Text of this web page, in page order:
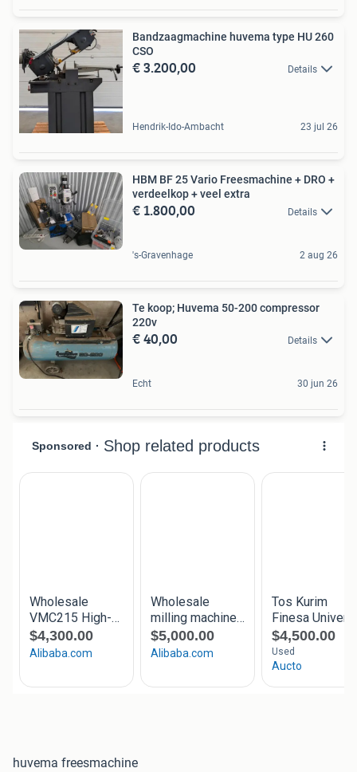
Bandzaagmachine huvema type HU 260
CSO
€ 3.200,00 Details
Hendrik-Ido-Ambacht 23 jul 26
HBM BF 25 Vario Freesmachine + DRO +
verdeelkop + veel extra
€ 1.800,00 Details
's-Gravenhage 2 aug 26
Te koop; Huvema 50-200 compressor
220v
€ 40,00 Details
Echt 30 jun 26
huvema freesmachine